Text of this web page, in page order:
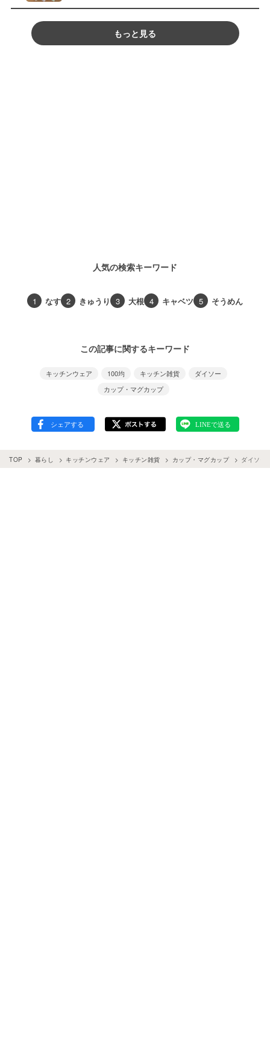
もっと見る
人気の検索キーワード
1 なす 2 きゅうり 3 大根 4 キャベツ 5 そうめん
この記事に関するキーワード
キッチンウェア 100均 キッチン雑貨
ダイソー
カップ・マグカップ
TOP 暮らし キッチンウェア キッチン雑貨 カップ・マグカップ ダイソー